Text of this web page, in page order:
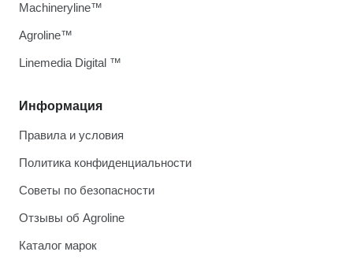
Информация
Правила и условия
Политика конфиденциальности
Советы по безопасности
Отзывы об Agroline
Каталог марок
Machineryline™
Agroline™
Linemedia Digital ™